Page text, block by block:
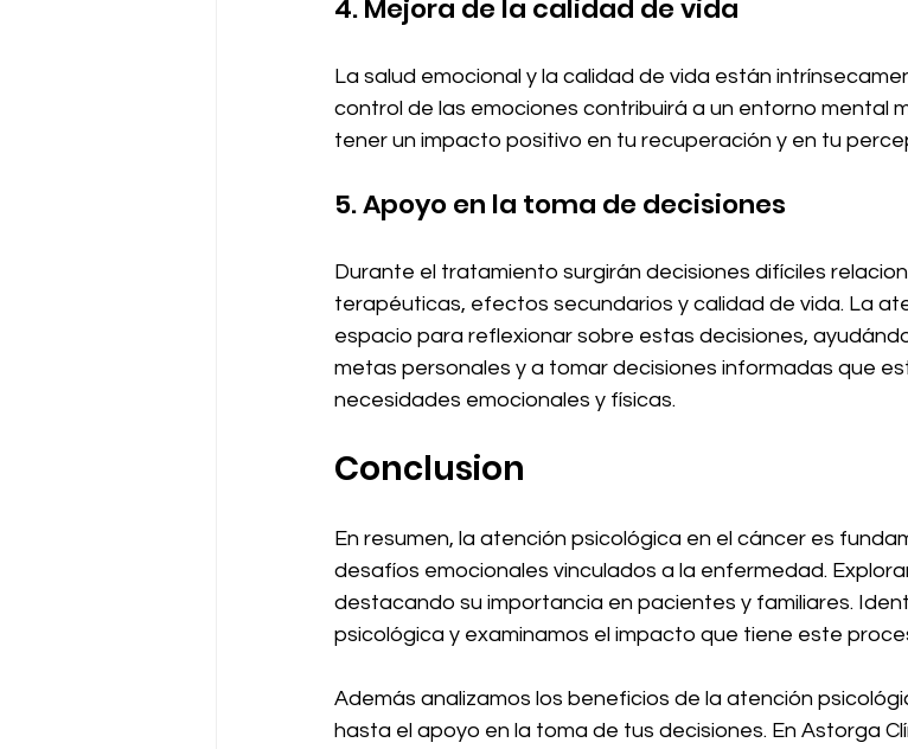
4. Mejora de la calidad de vida
La salud emocional y la calidad de vida están
control de las emociones contribuirá a un entorno mental
tener un impacto positivo en tu recuperación y en tu
5. Apoyo en la toma de decisiones
Durante el tratamiento surgirán decisiones difíciles
terapéuticas, efectos secundarios y calidad de vida. La
espacio para reflexionar sobre estas decisiones,
metas personales y a tomar decisiones informadas que
necesidades emocionales y físicas.
Conclusion
En resumen, la atención psicológica en el cáncer es
desafíos emocionales vinculados a la enfermedad.
destacando su importancia en pacientes y familiares.
psicológica y examinamos el impacto que tiene este
Además analizamos los beneficios de la atención
hasta el apoyo en la toma de tus decisiones. En Astorga